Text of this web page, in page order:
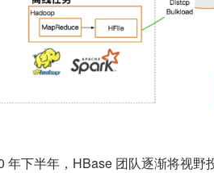
年下半年，HBase 团队逐渐将视